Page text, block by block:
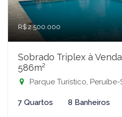
R$ 2.500.000
Sobrado Triplex à
586m²
Parque Turístico, Peruíbe-
7 Quartos 8 Banheiros